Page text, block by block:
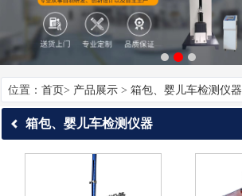
位置： 首页> 产品展示 > 箱包、婴儿车检测仪器
箱包、婴儿车检测仪器